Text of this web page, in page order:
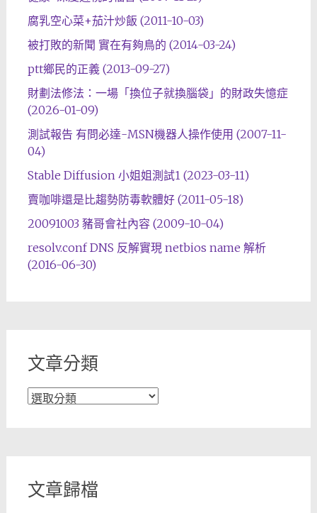
腐乳空心菜+茄汁炒飯 (2011-10-03)
被打敗的新聞 實在有夠鳥的 (2014-03-24)
ptt鄉民的正義 (2013-09-27)
財劃法修法：一場「換位子就換腦袋」的財政失憶症
(2026-01-09)
測試報告 有問必達-MSN機器人操作使用 (2007-11-
04)
Stable Diffusion 小姐姐測試1 (2023-03-11)
賣咖啡還是比趨勢防毒軟體好 (2011-05-18)
20091003 豬哥會社內容 (2009-10-04)
resolv.conf DNS 反解實現 netbios name 解析
(2016-06-30)
文章分類
文
文章歸檔